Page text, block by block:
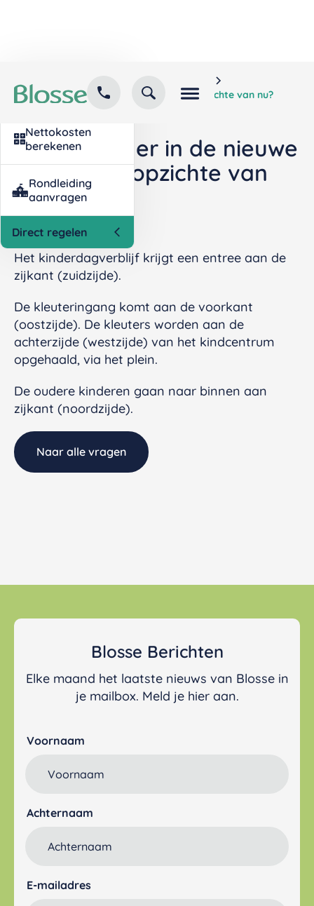
Kind inschrijven
opvang
Nettokosten
berekenen
Rondleiding
aanvragen
Direct regelen
Wat wijzigt er in de nieuwe school ten opzichte van nu?
Wat wijzigt er in de nieuwe
school ten opzichte van
nu?
Het kinderdagverblijf krijgt een entree aan de
zijkant (zuidzijde).
De kleuteringang komt aan de voorkant
(oostzijde). De kleuters worden aan de
achterzijde (westzijde) van het kindcentrum
opgehaald, via het plein.
De oudere kinderen gaan naar binnen aan
zijkant (noordzijde).
Naar alle vragen
Blosse Berichten
Elke maand het laatste nieuws van Blosse in
je mailbox. Meld je hier aan.
Voornaam
Achternaam
E-mailadres